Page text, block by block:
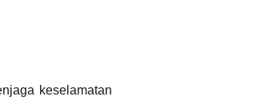
keselamatan